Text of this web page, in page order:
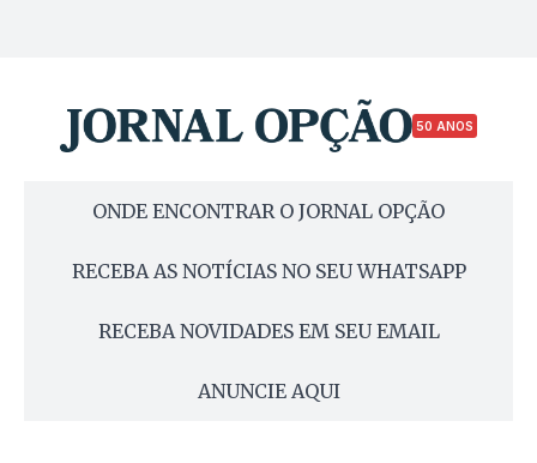
50 ANOS
ONDE ENCONTRAR O JORNAL OPÇÃO
RECEBA AS NOTÍCIAS NO SEU WHATSAPP
RECEBA NOVIDADES EM SEU EMAIL
ANUNCIE AQUI